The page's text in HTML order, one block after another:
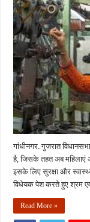
गांधीनगर. गुजरात
है, जिसके तहत अब महिलाएं
इसके लिए सुरक्षा और
विधेयक पेश करते हुए श्रम
Read More »